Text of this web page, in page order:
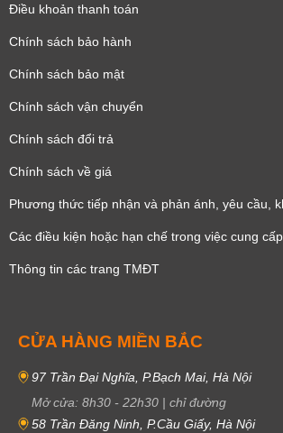
Điều khoản thanh toán
Chính sách bảo hành
Chính sách bảo mật
Chính sách vận chuyển
Chính sách đổi trả
Chính sách về giá
Phương thức tiếp nhận và phản ánh, yêu cầu,
Các điều kiện hoặc hạn chế trong việc cung
Thông tin các trang TMĐT
CỬA HÀNG MIỀN BẮC
97 Trần Đại Nghĩa, P.Bạch Mai, Hà Nội
Mở cửa: 8h30 - 22h30 | chỉ đường
58 Trần Đăng Ninh, P.Cầu Giấy, Hà Nội